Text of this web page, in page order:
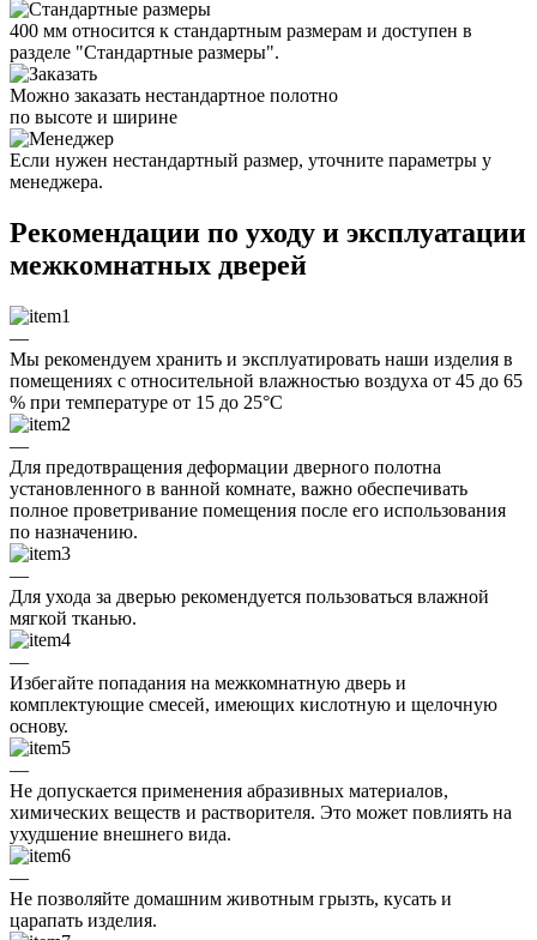
400 мм относится к стандартным размерам и доступен в
разделе "Стандартные размеры".
Можно заказать нестандартное полотно
по высоте и ширине
Если нужен нестандартный размер, уточните параметры у
менеджера.
Рекомендации по уходу и эксплуатации
межкомнатных дверей
—
Мы рекомендуем хранить и эксплуатировать наши изделия в
помещениях с относительной влажностью воздуха от 45 до 65
% при температуре от 15 до 25°C
—
Для предотвращения деформации дверного полотна
установленного в ванной комнате, важно обеспечивать
полное проветривание помещения после его использования
по назначению.
—
Для ухода за дверью рекомендуется пользоваться влажной
мягкой тканью.
—
Избегайте попадания на межкомнатную дверь и
комплектующие смесей, имеющих кислотную и щелочную
основу.
—
Не допускается применения абразивных материалов,
химических веществ и растворителя. Это может повлиять на
ухудшение внешнего вида.
—
Не позволяйте домашним животным грызть, кусать и
царапать изделия.